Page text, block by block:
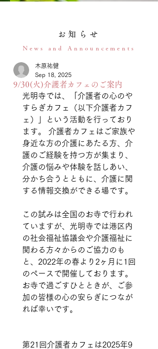
お知らせ
News and Announcements
9/30(火)介護者カフェのご案内
木原祐健
Sep 18, 2025
光明寺では、「介護者の心のや
すらぎカフェ（以下介護者カフ
ェ）」という活動を行っており
ます。 介護者カフェはご家族や
身近な方の介護にあたる方、介
護のご経験を持つ方が集まり、
介護の悩みや体験を話しあい、
分かち合うとともに、介護に関
する情報交換ができる場です。
この試みは全国のお寺で行われ
ていますが、光明寺では港区内
の社会福祉協議会や介護福祉に
関わる方々からのご協力のも
と、2022年の春より2ヶ月に1回
のペースで開催しております。
お寺で過ごすひとときが、ご参
加の皆様の心の安らぎにつなが
れば幸いです。
第21回介護者カフェは2025年9